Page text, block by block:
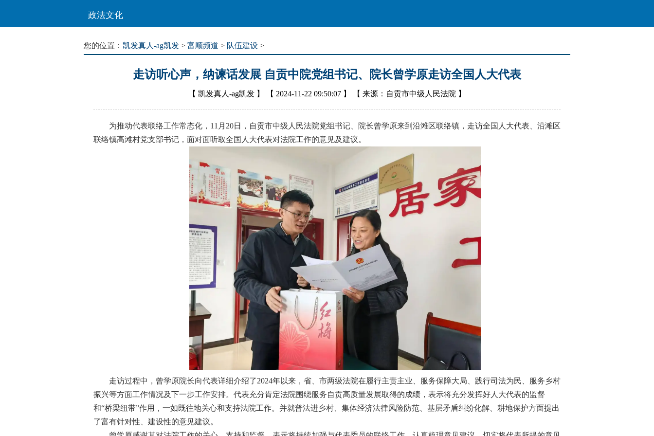
政法文化
您的位置： 凯发真人-ag凯发 > 富顺频道 > 队伍建设 >
走访听心声，纳谏话发展 自贡中院党组书记、院长曾学原走访全国人大代表
【 凯发真人-ag凯发 】 【 2024-11-22 09:50:07 】 【 来源：自贡市中级人民法院 】
为推动代表联络工作常态化，11月20日，自贡市中级人民法院党组书记、院长曾学原来到沿滩区联络镇，走访全国人大代表、沿滩区
联络镇高滩村党支部书记，面对面听取全国人大代表对法院工作的意见及建议。
走访过程中，曾学原院长向代表详细介绍了2024年以来，省、市两级法院在履行主责主业、服务保障大局、践行司法为民、服务乡村
振兴等方面工作情况及下一步工作安排。代表充分肯定法院围绕服务自贡高质量发展取得的成绩，表示将充分发挥好人大代表的监督
和“桥梁纽带”作用，一如既往地关心和支持法院工作。并就普法进乡村、集体经济法律风险防范、基层矛盾纠纷化解、耕地保护方面提出
了富有针对性、建设性的意见建议。